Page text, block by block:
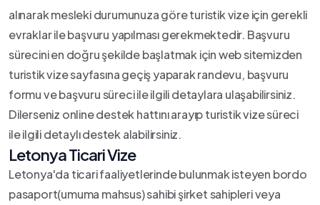
alınarak mesleki durumunuza göre turistik vize için gerekli
evraklar ile başvuru yapılması gerekmektedir. Başvuru
sürecini en doğru şekilde başlatmak için web sitemizden
turistik vize sayfasına geçiş yaparak randevu, başvuru
formu ve başvuru süreci ile ilgili detaylara ulaşabilirsiniz.
Dilerseniz online destek hattını arayıp turistik vize süreci
ile ilgili detaylı destek alabilirsiniz.
Letonya Ticari Vize
Letonya'da ticari faaliyetlerinde bulunmak isteyen bordo
pasaport(umuma mahsus) sahibi şirket sahipleri veya